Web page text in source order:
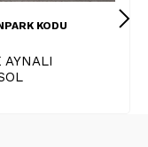
KODU
AYNALI